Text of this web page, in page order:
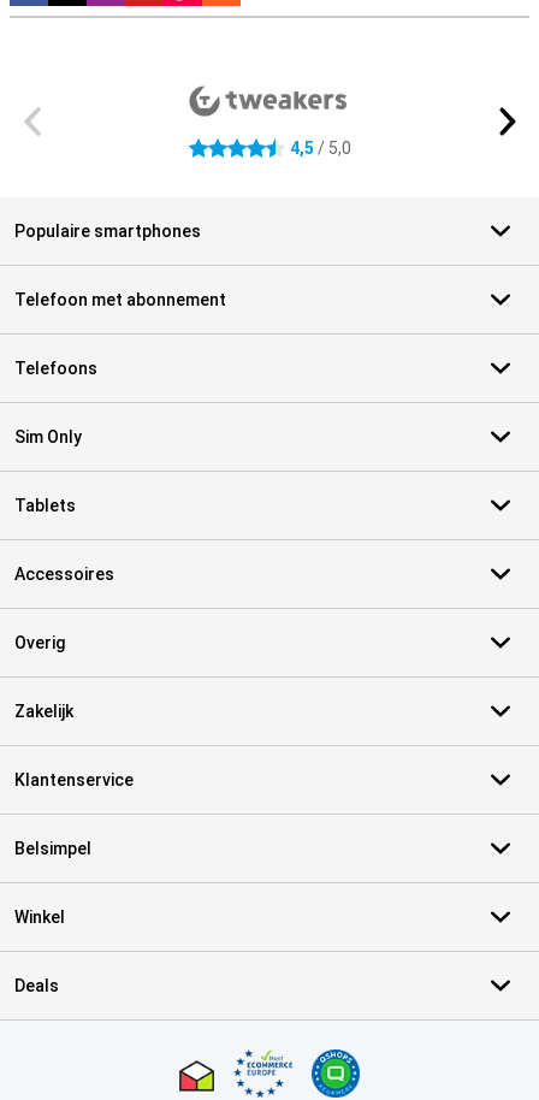
4.5 sterren 4,5 / 5,0
Populaire smartphones
Telefoon met abonnement
Telefoons
Sim Only
Tablets
Accessoires
Overig
Zakelijk
Klantenservice
Belsimpel
Winkel
Deals